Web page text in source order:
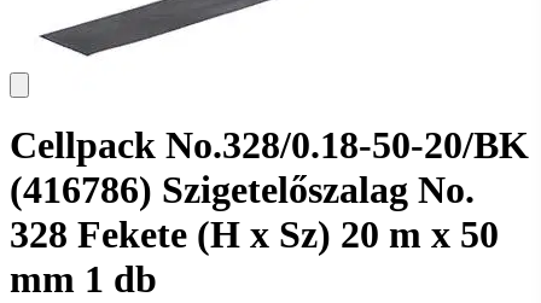
Cellpack No.328/0.18-50-20/BK
(416786) Szigetelőszalag No.
328 Fekete (H x Sz) 20 m x 50
mm 1 db